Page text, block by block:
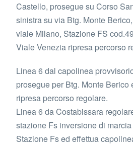
Castello, prosegue su Corso
sinistra su via Btg. Monte
viale Milano, Stazione FS
Viale Venezia ripresa percorso
Linea 6 dal capolinea
prosegue per Btg. Monte Berico
ripresa percorso regolare.
Linea 6 da Costabissara
stazione Fs inversione di
Stazione Fs ed effettua